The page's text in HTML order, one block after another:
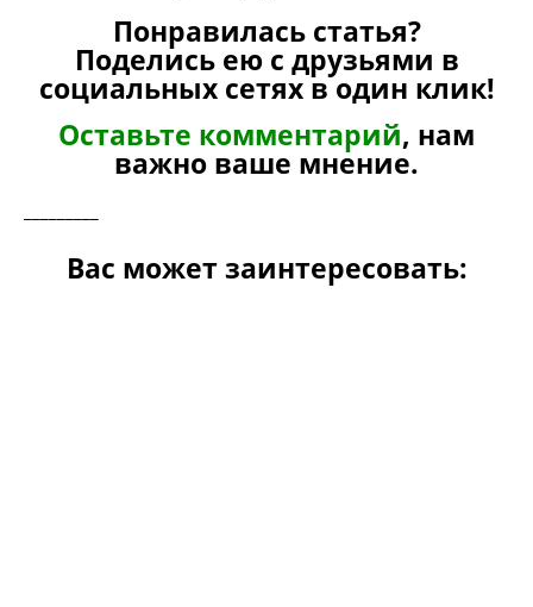
Понравилась статья?
Поделись ею с друзьями в
социальных сетях в один клик!
Оставьте комментарий, нам
важно ваше мнение.
Вас может заинтересовать: